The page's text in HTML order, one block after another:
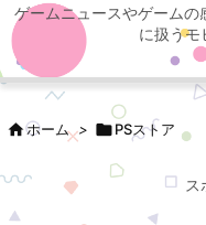
ゲームニュースやゲーム
に扱うモ
ホーム > PSストア
ス